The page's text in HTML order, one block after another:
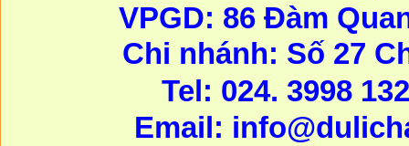
VPGD: 86 Đàm
Chi nhánh: Số 27
Tel: 024. 3998
Email: